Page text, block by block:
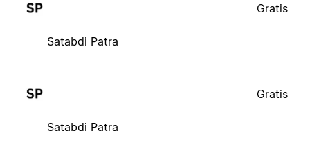
Satabdi Patra
Gratis
Satabdi Patra
Gratis